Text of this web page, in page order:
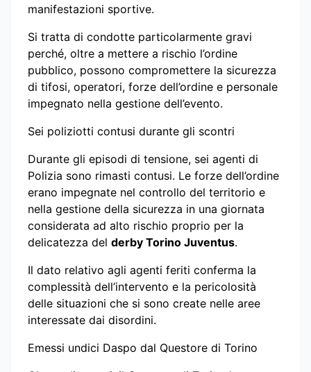
manifestazioni sportive.
Si tratta di condotte particolarmente gravi
perché, oltre a mettere a rischio l’ordine
pubblico, possono compromettere la sicurezza
di tifosi, operatori, forze dell’ordine e personale
impegnato nella gestione dell’evento.
Sei poliziotti contusi durante gli scontri
Durante gli episodi di tensione, sei agenti di
Polizia sono rimasti contusi. Le forze dell’ordine
erano impegnate nel controllo del territorio e
nella gestione della sicurezza in una giornata
considerata ad alto rischio proprio per la
delicatezza del derby Torino Juventus.
Il dato relativo agli agenti feriti conferma la
complessità dell’intervento e la pericolosità
delle situazioni che si sono create nelle aree
interessate dai disordini.
Emessi undici Daspo dal Questore di Torino